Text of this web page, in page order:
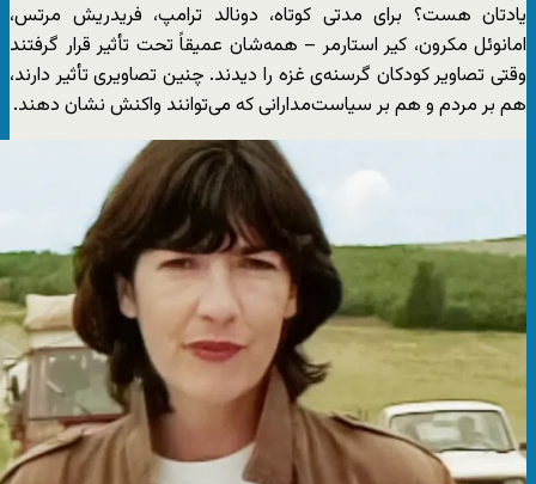
یادتان هست؟ برای مدتی کوتاه، دونالد ترامپ، فریدریش مرتس،
امانوئل مکرون، کیر استارمر – همه‌شان عمیقاً تحت تأثیر قرار گرفتند
وقتی تصاویر کودکان گرسنه‌ی غزه را دیدند. چنین تصاویری تأثیر دارند،
هم بر مردم و هم بر سیاست‌مدارانی که می‌توانند واکنش نشان دهند.